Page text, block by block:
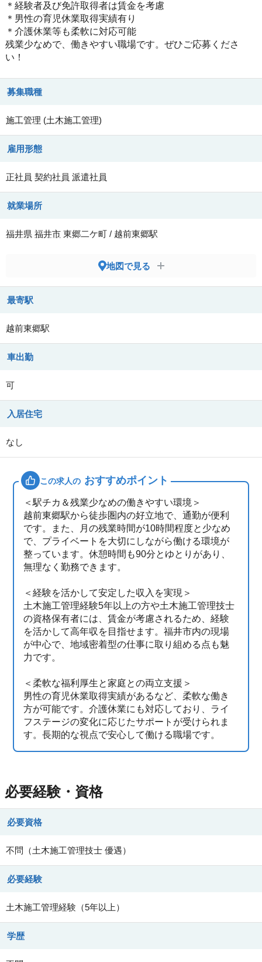
＊経験者及び免許取得者は賃金を考慮
＊男性の育児休業取得実績有り
＊介護休業等も柔軟に対応可能
残業少なめで、働きやすい職場です。ぜひご応募くださ
い！
募集職種
施工管理 (土木施工管理)
雇用形態
正社員 契約社員 派遣社員
就業場所
福井県 福井市 東郷二ケ町 / 越前東郷駅
地図で見る
最寄駅
越前東郷駅
車出勤
可
入居住宅
なし
この求人の おすすめポイント
＜駅チカ＆残業少なめの働きやすい環境＞
越前東郷駅から徒歩圏内の好立地で、通勤が便利
です。また、月の残業時間が10時間程度と少なめ
で、プライベートを大切にしながら働ける環境が
整っています。休憩時間も90分とゆとりがあり、
無理なく勤務できます。
＜経験を活かして安定した収入を実現＞
土木施工管理経験5年以上の方や土木施工管理技士
の資格保有者には、賃金が考慮されるため、経験
を活かして高年収を目指せます。福井市内の現場
が中心で、地域密着型の仕事に取り組める点も魅
力です。
＜柔軟な福利厚生と家庭との両立支援＞
男性の育児休業取得実績があるなど、柔軟な働き
方が可能です。介護休業にも対応しており、ライ
フステージの変化に応じたサポートが受けられま
す。長期的な視点で安心して働ける職場です。
必要経験・資格
必要資格
不問（土木施工管理技士 優遇）
必要経験
土木施工管理経験（5年以上）
学歴